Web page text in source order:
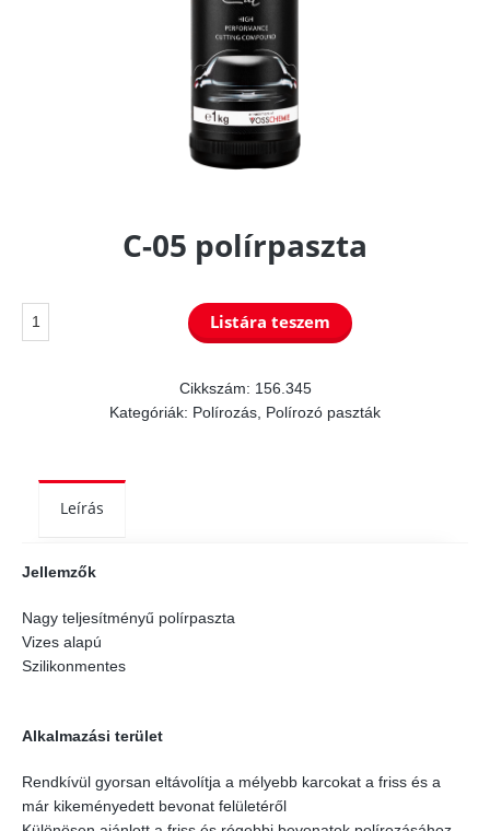
C-05 polírpaszta
C-
polírpaszta
mennyiség
Listára teszem
Cikkszám: 156.345
Kategóriák: Polírozás Polírozó paszták
Leírás
Jellemzők
Nagy teljesítményű polírpaszta
Vizes alapú
Szilikonmentes
Alkalmazási terület
Rendkívül gyorsan eltávolítja a mélyebb karcokat a friss és a
már kikeményedett bevonat felületéről